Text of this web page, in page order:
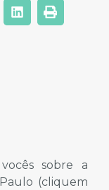
sobre a
(cliquem